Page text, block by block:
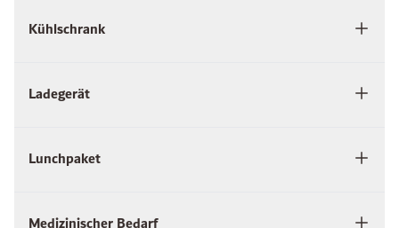
Kühlschrank
Ladegerät
Lunchpaket